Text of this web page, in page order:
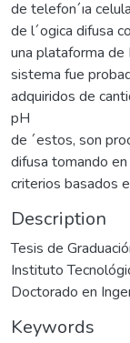
de telefon´ıa
de l´ogica difusa
una plataforma de
sistema fue
adquiridos de
pH
de ´estos, son
difusa tomando en
criterios basados
Description
Tesis de
Instituto
Doctorado en
Keywords